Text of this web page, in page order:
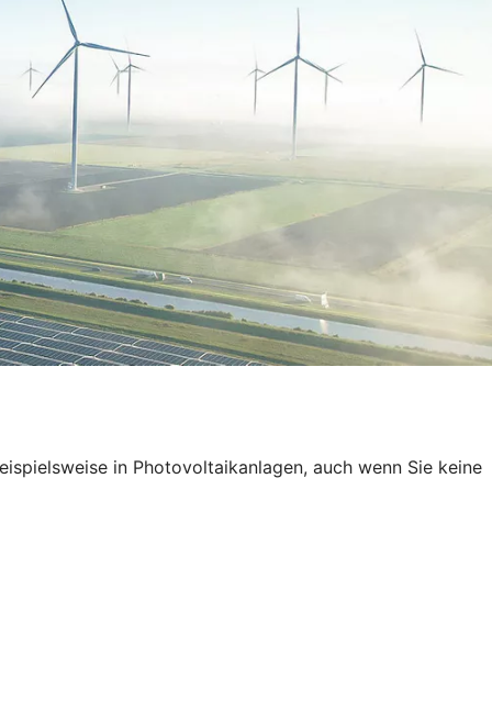
in Photovoltaikanlagen, auch wenn Sie keine